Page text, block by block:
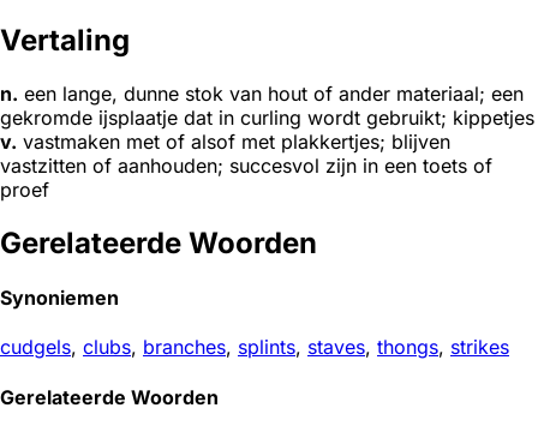
Vertaling
n. een lange, dunne stok van hout of ander materiaal; een
gekromde ijsplaatje dat in curling wordt gebruikt; kippetjes
v. vastmaken met of alsof met plakkertjes; blijven
vastzitten of aanhouden; succesvol zijn in een toets of
proef
Gerelateerde Woorden
Synoniemen
cudgels, clubs, branches, splints, staves, thongs, strikes
Gerelateerde Woorden